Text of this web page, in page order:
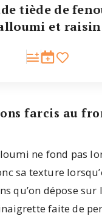
tiède de
et
farcis au
ne fond pas
sa texture
qu’on dépose sur
faite de